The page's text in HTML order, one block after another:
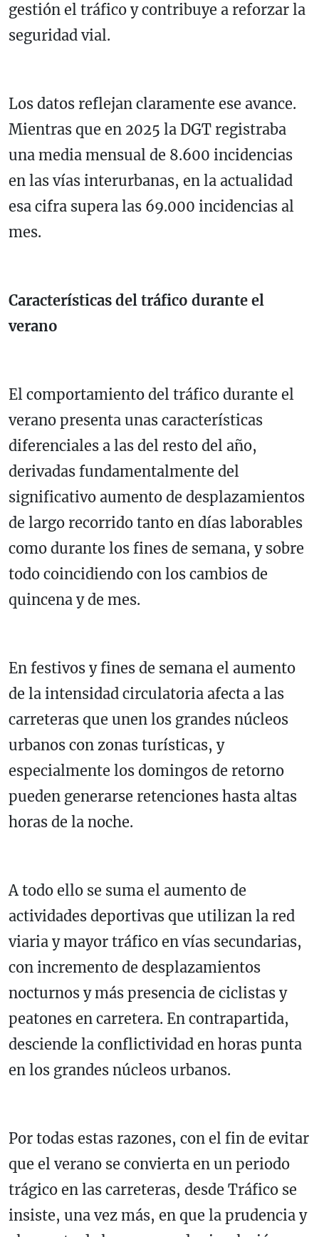
gestión el tráfico y contribuye a reforzar la
seguridad vial.
Los datos reflejan claramente ese avance.
Mientras que en 2025 la DGT registraba
una media mensual de 8.600 incidencias
en las vías interurbanas, en la actualidad
esa cifra supera las 69.000 incidencias al
mes.
Características del tráfico durante el
verano
El comportamiento del tráfico durante el
verano presenta unas características
diferenciales a las del resto del año,
derivadas fundamentalmente del
significativo aumento de desplazamientos
de largo recorrido tanto en días laborables
como durante los fines de semana, y sobre
todo coincidiendo con los cambios de
quincena y de mes.
En festivos y fines de semana el aumento
de la intensidad circulatoria afecta a las
carreteras que unen los grandes núcleos
urbanos con zonas turísticas, y
especialmente los domingos de retorno
pueden generarse retenciones hasta altas
horas de la noche.
A todo ello se suma el aumento de
actividades deportivas que utilizan la red
viaria y mayor tráfico en vías secundarias,
con incremento de desplazamientos
nocturnos y más presencia de ciclistas y
peatones en carretera. En contrapartida,
desciende la conflictividad en horas punta
en los grandes núcleos urbanos.
Por todas estas razones, con el fin de evitar
que el verano se convierta en un periodo
trágico en las carreteras, desde Tráfico se
insiste, una vez más, en que la prudencia y